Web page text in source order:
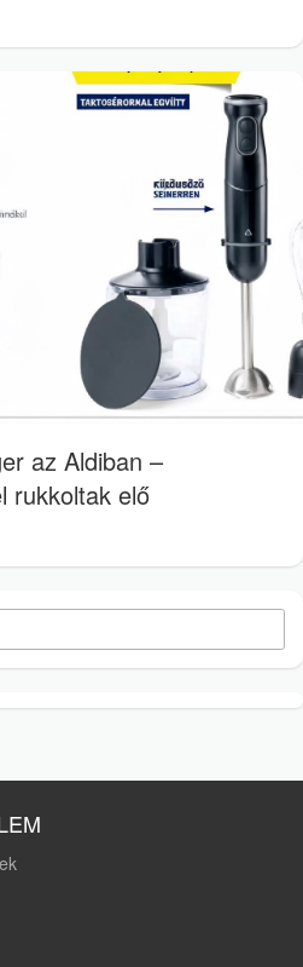
az Aldiban –
rukkoltak elő